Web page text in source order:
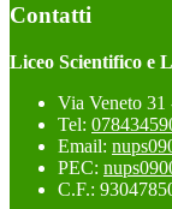
Contatti
Liceo Scientifico e
Via Veneto
Tel:
Email:
PEC:
C.F.: